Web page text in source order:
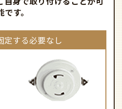
です。
定する必要なし